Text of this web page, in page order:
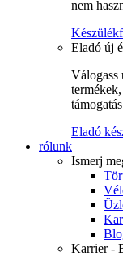
nem
Eladó új
Válogass
Eladó
rólunk
Ismerj
Karrier -